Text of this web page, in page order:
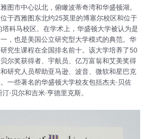
图市中心以北，俯瞰波蒂奇湾和华盛顿湖。
于西雅图东北约25英里的博塞尔校区和位于
科马校区。在学术上，华盛顿大学被认为是
，也是美国公立研究型大学模式的典范。华
究生课程在全国排名前十。该大学培养了50
尔奖获得者、宇航员、亿万富翁和艾美奖得
研究人员帮助亚马逊、波音、微软和星巴克
一些著名的华盛顿大学校友包括杰夫·贝佐
·贝尔和吉米·亨德里克斯。